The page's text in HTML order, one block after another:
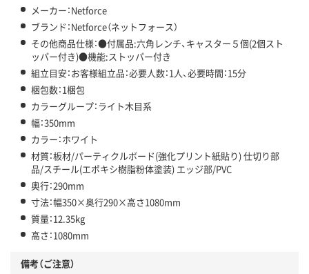
メーカー：Netforce
ブランド：Netforce（ネットフォース）
その他商品仕様：●付属品:六角レンチ、キャスター５個(2個スト
ッパー付き)●機能:ストッパー付き
組立目安：お客様組立品：必要人数：1人、必要時間：15分
梱包数：1梱包
カラーグループ：ライト木目系
幅：350mm
カラー：ホワイト
材質：板材/パーティクルボード(強化プリント紙貼り) 仕切り部
品/スチール(エポキシ樹脂粉体塗装) エッジ部/PVC
奥行：290mm
寸法：幅350×奥行290×高さ1080mm
質量：12.35kg
高さ：1080mm
備考（ご注意）